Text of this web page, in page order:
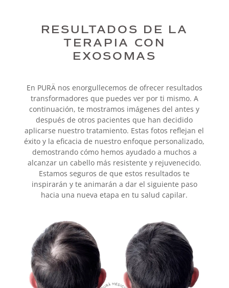
RESULTADOS DE LA
TERAPIA CON
EXOSOMAS
En PURÄ nos enorgullecemos de ofrecer resultados
transformadores que puedes ver por ti mismo. A
continuación, te mostramos imágenes del antes y
después de otros pacientes que han decidido
aplicarse nuestro tratamiento. Estas fotos reflejan el
éxito y la eficacia de nuestro enfoque personalizado,
demostrando cómo hemos ayudado a muchos a
alcanzar un cabello más resistente y rejuvenecido.
Estamos seguros de que estos resultados te
inspirarán y te animarán a dar el siguiente paso
hacia una nueva etapa en tu salud capilar.